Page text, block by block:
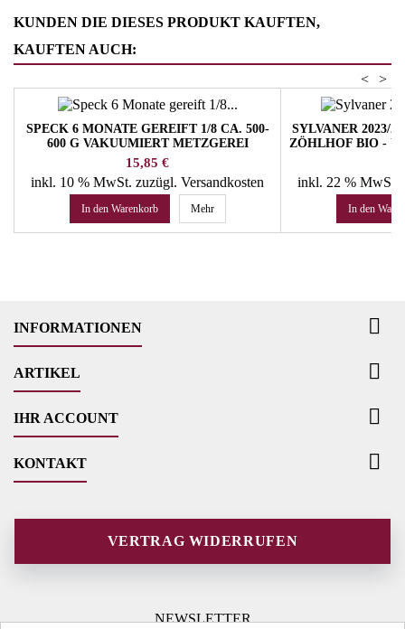
KUNDEN DIE DIESES PRODUKT KAUFTEN,
KAUFTEN AUCH:
>
<
SPECK 6 MONATE GEREIFT 1/8 CA. 500-
600 G VAKUUMIERT METZGEREI
TROCKNER
Preis
15,85 €
inkl. 10 % MwSt. zuzügl. Versandkosten
In den Warenkorb Mehr
SYLVANER 2023/
ZÖHLHOF BIO -
inkl. 22 % MwSt.
In den
INFORMATIONEN 
ARTIKEL 
IHR ACCOUNT 
KONTAKT 
VERTRAG WIDERRUFEN
NEWSLETTER